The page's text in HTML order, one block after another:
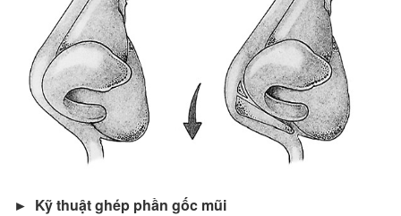
► Kỹ thuật ghép phần gốc mũi